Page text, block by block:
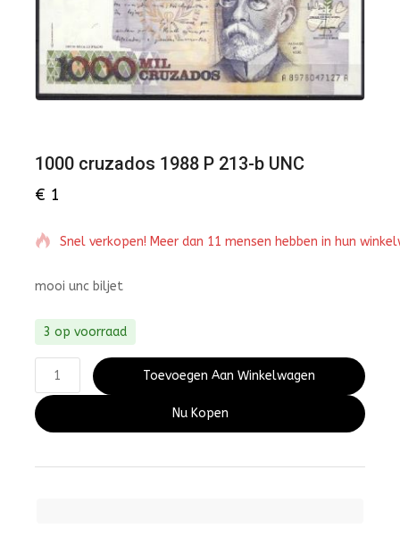
1000 cruzados 1988 P 213-b UNC
€ 1
Snel verkopen! Meer dan 11 mensen hebben in hun
mooi unc biljet
3 op voorraad
Toevoegen Aan Winkelwagen
Nu Kopen